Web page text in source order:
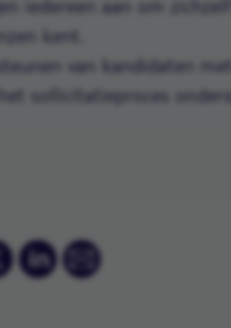
iedereen aan om
kent.
van kandidaten
sollicitatieproces